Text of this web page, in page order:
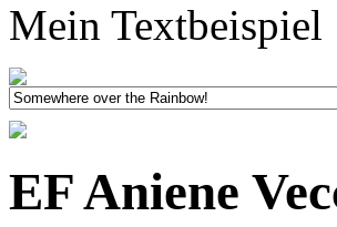
Mein Textbeispiel
EF Aniene